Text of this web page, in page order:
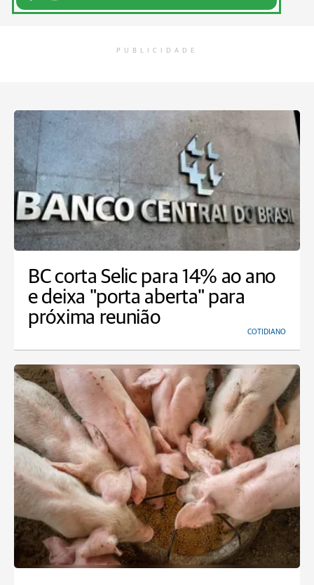
PUBLICIDADE
BC corta Selic para 14% ao ano
e deixa "porta aberta" para
próxima reunião
COTIDIANO